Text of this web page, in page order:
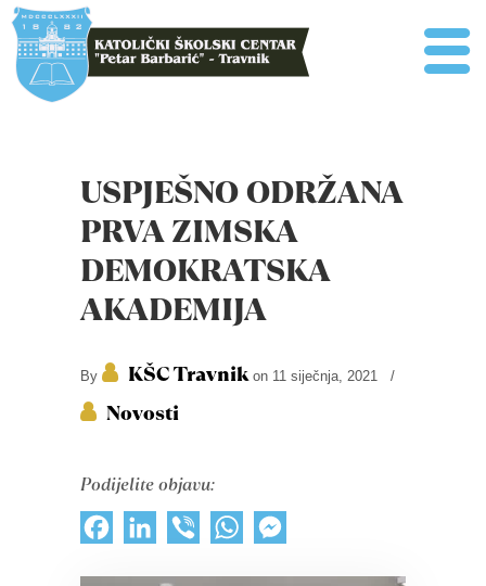
USPJEŠNO ODRŽANA
PRVA ZIMSKA
DEMOKRATSKA
AKADEMIJA
By KŠC Travnikon 11 siječnja, 2021 /
Novosti
Podijelite objavu:
FacebookLinkedInViber WhatsApp